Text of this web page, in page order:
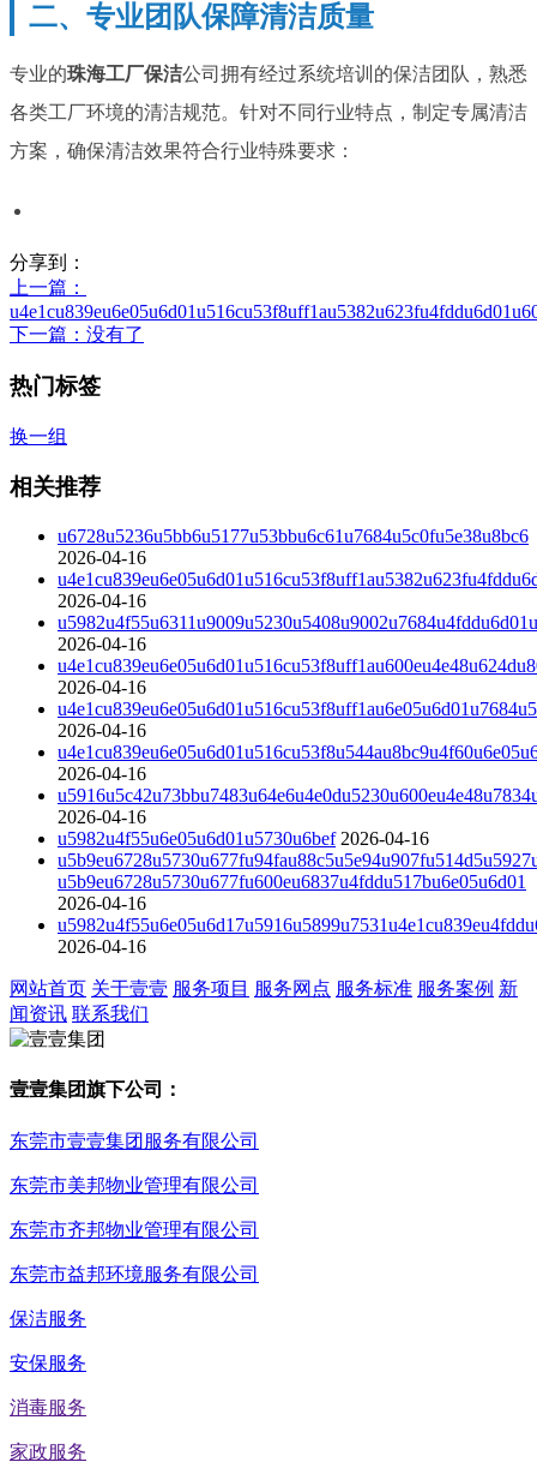
二、专业团队保障清洁质量
专业的珠海工厂保洁公司拥有经过系统培训的保洁团队，熟悉
各类工厂环境的清洁规范。针对不同行业特点，制定专属清洁
方案，确保清洁效果符合行业特殊要求：
分享到：
上一篇 ：
下一篇 ：没有了
热门标签
换一组
相关推荐
u6728u5236u5bb6u5177u53bbu6c61u7684u5c0fu5e38u8bc6
2026-04-16
2026-04-16
2026-04-16
2026-04-16
2026-04-16
2026-04-16
2026-04-16
u5982u4f55u6e05u6d01u5730u6bef 2026-04-16
u5b9eu6728u5730u677fu600eu6837u4fddu517bu6e05u6d01
2026-04-16
2026-04-16
网站首页 关于壹壹 服务项目 服务网点 服务标准 服务案例 新
闻资讯 联系我们
壹壹集团旗下公司：
东莞市壹壹集团服务有限公司
东莞市美邦物业管理有限公司
东莞市齐邦物业管理有限公司
东莞市益邦环境服务有限公司
保洁服务
安保服务
消毒服务
家政服务